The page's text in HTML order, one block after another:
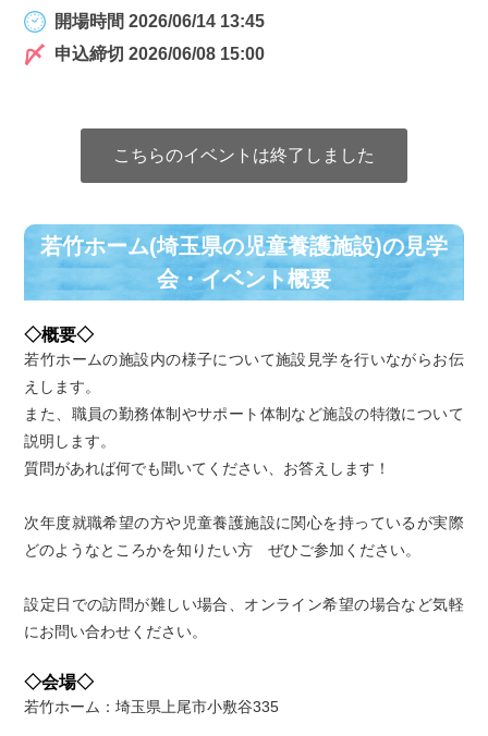
開場時間 2026/06/14 13:45
申込締切 2026/06/08 15:00
こちらのイベントは終了しました
若竹ホーム(埼玉県の児童養護施設)の⾒学
会・イベント概要
◇概要◇
若竹ホームの施設内の様子について施設見学を行いながらお伝
えします。
また、職員の勤務体制やサポート体制など施設の特徴について
説明します。
質問があれば何でも聞いてください、お答えします！
次年度就職希望の方や児童養護施設に関心を持っているが実際
どのようなところかを知りたい方 ぜひご参加ください。
設定日での訪問が難しい場合、オンライン希望の場合など気軽
にお問い合わせください。
◇会場◇
若竹ホーム：埼玉県上尾市小敷谷335